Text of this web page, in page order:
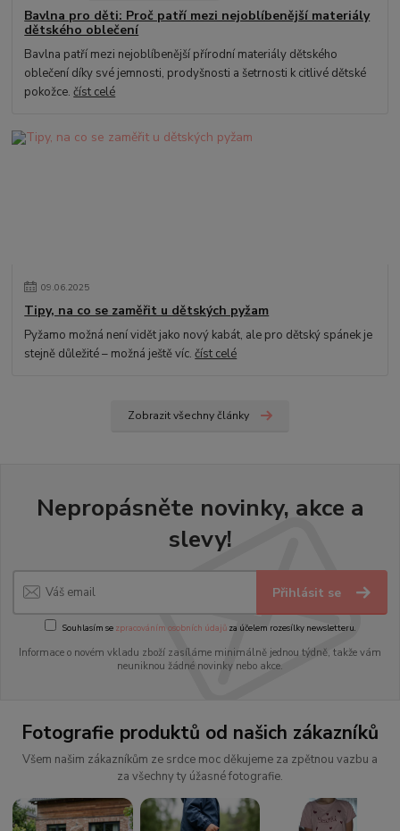
Bavlna pro děti: Proč patří mezi nejoblíbenější materiály
dětského oblečení
Bavlna patří mezi nejoblíbenější přírodní materiály dětského
oblečení díky své jemnosti, prodyšnosti a šetrnosti k citlivé dětské
pokožce.číst celé
09.06.2025
Tipy, na co se zaměřit u dětských pyžam
Pyžamo možná není vidět jako nový kabát, ale pro dětský spánek je
stejně důležité – možná ještě víc.číst celé
Zobrazit všechny články
Nepropásněte novinky, akce a
slevy!
Přihlásit se
Souhlasím se zpracováním osobních údajůza účelem rozesílky newsletteru.
Informace o novém vkladu zboží zasíláme minimálně jednou týdně, takže vám
neuniknou žádné novinky nebo akce.
Fotografie produktů od našich zákazníků
Všem našim zákazníkům ze srdce moc děkujeme za zpětnou vazbu a
za všechny ty úžasné fotografie.